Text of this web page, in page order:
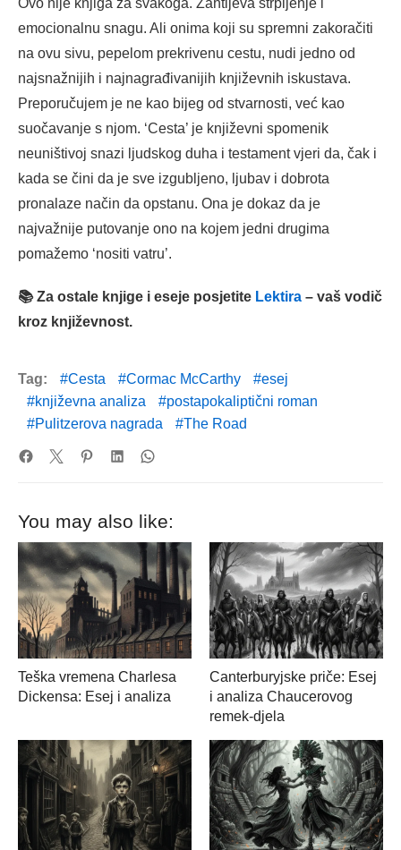
Ovo nije knjiga za svakoga. Zahtijeva strpljenje i
emocionalnu snagu. Ali onima koji su spremni zakoračiti
na ovu sivu, pepelom prekrivenu cestu, nudi jedno od
najsnažnijih i najnagrađivanijih književnih iskustava.
Preporučujem je ne kao bijeg od stvarnosti, već kao
suočavanje s njom. ‘Cesta’ je književni spomenik
neuništivoj snazi ljudskog duha i testament vjeri da, čak i
kada se čini da je sve izgubljeno, ljubav i dobrota
pronalaze način da opstanu. Ona je dokaz da je
najvažnije putovanje ono na kojem jedni drugima
pomažemo ‘nositi vatru’.
📚 Za ostale knjige i eseje posjetite Lektira – vaš vodič
kroz književnost.
Tag: Cesta Cormac McCarthy
esej
književna analiza
postapokaliptični roman
Pulitzerova nagrada
The Road
You may also like:
Teška vremena Charlesa
Dickensa: Esej i analiza
Canterburyjske priče: Esej
i analiza Chaucerovog
remek-djela